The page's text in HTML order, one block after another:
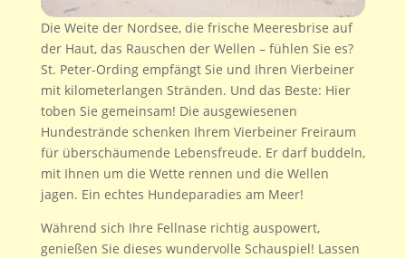
Die Weite der Nordsee, die frische Meeresbrise auf
der Haut, das Rauschen der Wellen – fühlen Sie es?
St. Peter-Ording empfängt Sie und Ihren Vierbeiner
mit kilometerlangen Stränden. Und das Beste: Hier
toben Sie gemeinsam! Die ausgewiesenen
Hundestrände schenken Ihrem Vierbeiner Freiraum
für überschäumende Lebensfreude. Er darf buddeln,
mit Ihnen um die Wette rennen und die Wellen
jagen. Ein echtes Hundeparadies am Meer!
Während sich Ihre Fellnase richtig auspowert,
genießen Sie dieses wundervolle Schauspiel! Lassen